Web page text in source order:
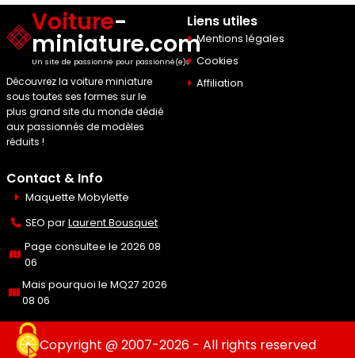
Voiture-
miniature.com
Un site de passionné pour passionné(e)s
Découvrez la voiture miniature
sous toutes ses formes sur le
plus grand site du monde dédié
aux passionnés de modèles
réduits !
Liens utiles
Mentions légales
Cookies
Affiliation
Contact & Info
Maquette Mobylette
SEO parLaurent Bousquet
Page consultee le 2026 08
06
Mais pourquoi le MQ27 2026
08 06
Copyright @ 2007-2026 - All rights reserved